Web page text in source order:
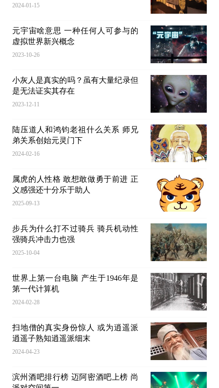
2024-01-15
元宇宙啥意思 一种任何人可参与的
虚拟世界新兴概念
2023-10-26
小灰人是真实的吗？虽有大量纪录但
是无法证实其存在
2023-12-11
陆压道人和鸿钧老祖什么关系 师兄
弟关系创始元灵门下
2024-02-16
属虎的人性格 敢想敢做勇于前进 正
义感强还十分乐于助人
2025-09-13
步兵为什么打不过骑兵 骑兵机动性
强骑兵冲击力也强
2025-10-04
世界上第一台电脑 产生于1946年是
第一代计算机
2024-02-28
扫地僧的真实身份惊人 或为逍遥派
逍遥子熟知逍遥派细末
2024-04-23
滨州酒吧排行榜 迈阿密酒吧上榜 尚